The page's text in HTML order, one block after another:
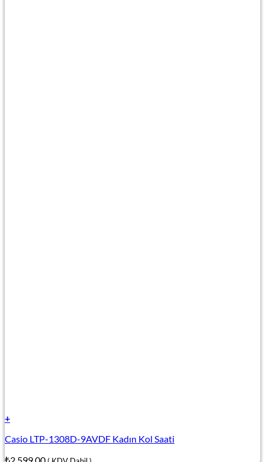
+
Casio LTP-1308D-9AVDF Kadın Kol Saati